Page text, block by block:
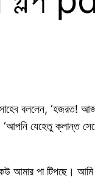
সাহেব বললেন,
যেহেতু ক্লান্ত
আমার পা টিপছে।